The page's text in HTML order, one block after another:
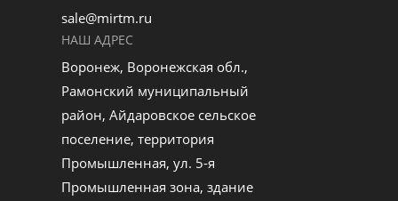
sale@mirtm.ru
НАШ АДРЕС
Воронеж, Воронежская обл.,
Рамонский муниципальный
район, Айдаровское сельское
поселение, территория
Промышленная, ул. 5-я
Промышленная зона, здание